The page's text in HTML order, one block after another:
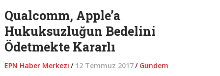
Qualcomm, Apple’a
Hukuksuzluğun Bedelini
Ödetmekte Kararlı
EPN Haber Merkezi / 12 Temmuz 2017/ Gündem